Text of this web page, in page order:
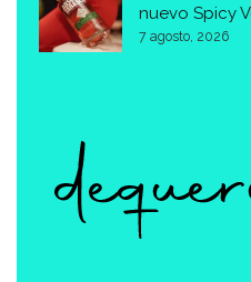
nuevo Spicy
7 agosto, 2026